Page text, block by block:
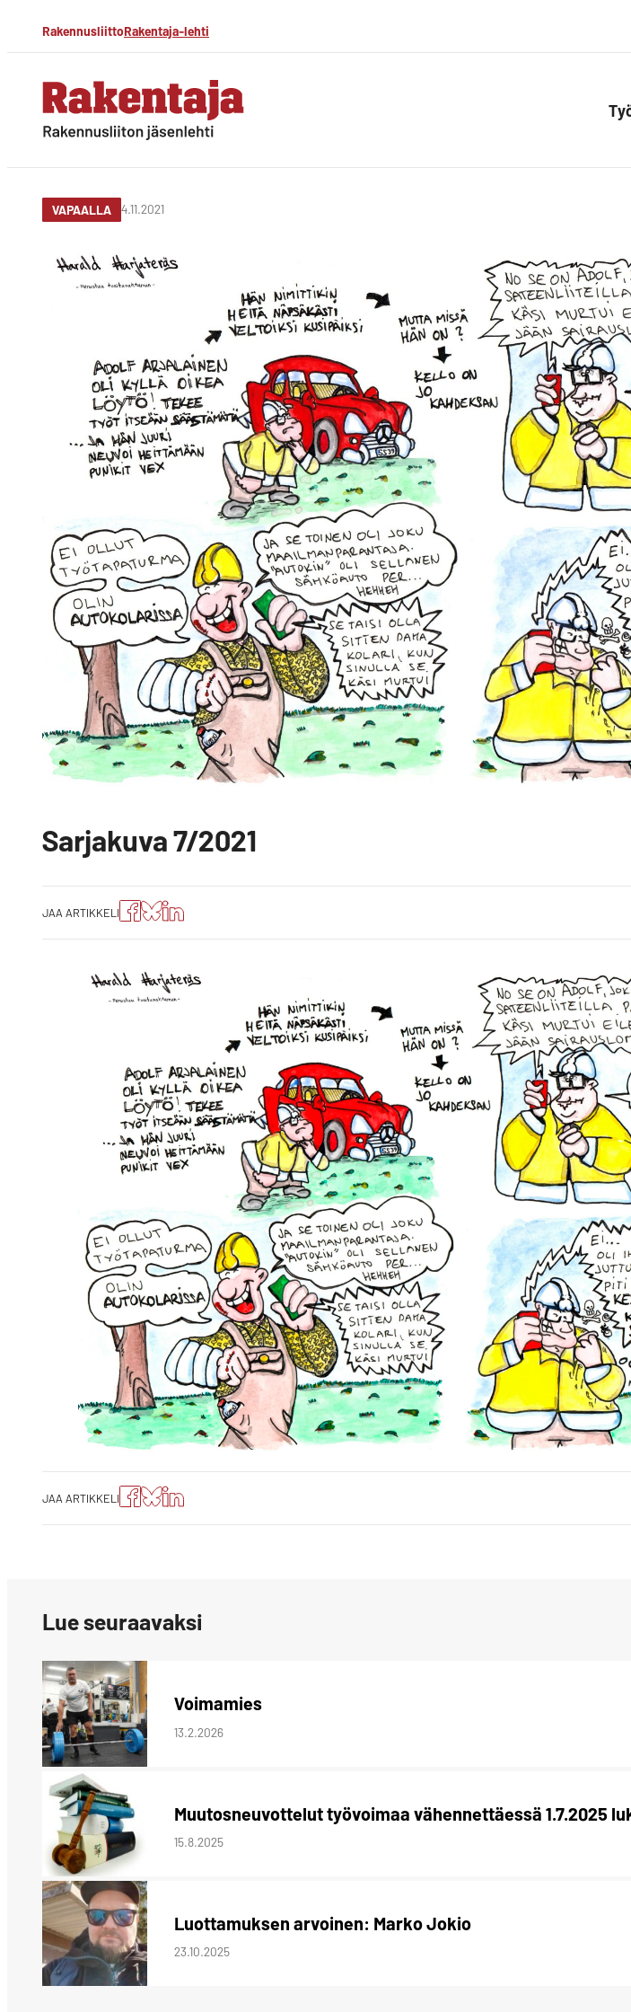
Siirry
suoraan
sisältöön
RakennusliittoRakentaja-lehti
Rakentaja-lehti
VAPAALLA 4.11.2021
Sarjakuva 7/2021
JAA ARTIKKELI
JaaJaaJako:
JAA ARTIKKELI
JaaJaaJako:
Lue seuraavaksi
Voimamies
13.2.2026
Muutosneuvottelut työvoimaa vähennettäessä 1.7.2025
15.8.2025
Luottamuksen arvoinen: Marko Jokio
23.10.2025